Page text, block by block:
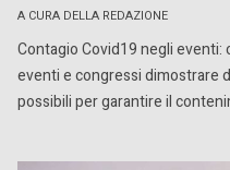
A CURA DELLA REDAZIONE
Contagio Covid19 negli
eventi e congressi dimostrare
possibili per garantire il